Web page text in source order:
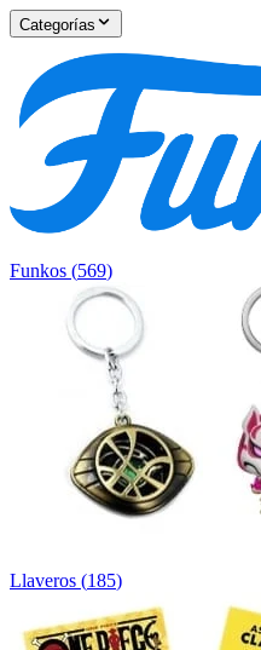
Categorías
Funkos (569)
Llaveros (185)